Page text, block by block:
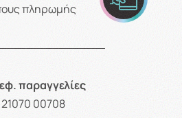
πληρωμής
παραγγελίες
00708